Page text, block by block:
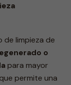
de limpieza de
o
para mayor
que permite una